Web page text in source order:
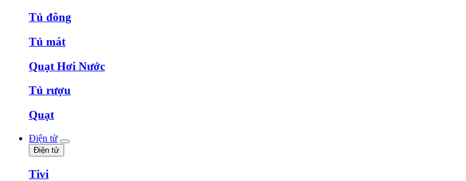
Tủ đông
Tủ mát
Quạt Hơi Nước
Tủ rượu
Quạt
Điện tử
Điện tử
Tivi